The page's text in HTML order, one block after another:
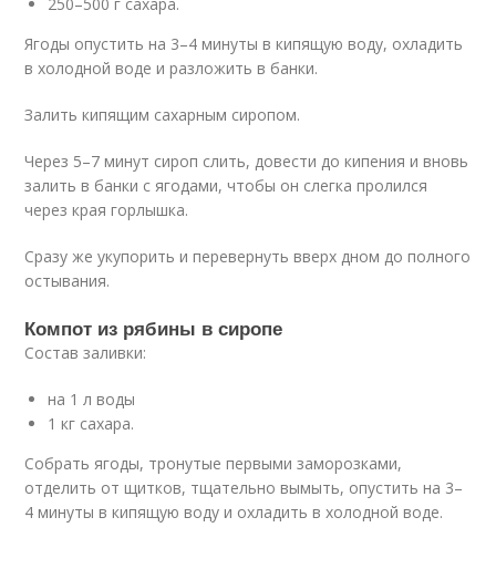
Ягоды опустить на 3–4 минуты в кипящую воду, охладить
в холодной воде и разложить в банки.
Залить кипящим сахарным сиропом.
Через 5–7 минут сироп слить, довести до кипения и вновь
залить в банки с ягодами, чтобы он слегка пролился
через края горлышка.
Сразу же укупорить и перевернуть вверх дном до полного
остывания.
Компот из рябины в сиропе
Состав заливки:
на 1 л воды
1 кг сахара.
Собрать ягоды, тронутые первыми заморозками,
отделить от щитков, тщательно вымыть, опустить на 3–
4 минуты в кипящую воду и охладить в холодной воде.